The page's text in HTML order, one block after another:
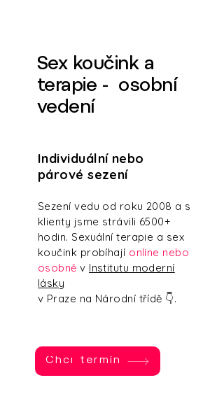
Sex koučink a
terapie - osobní
vedení
Individuální nebo
párové sezení
Sezení vedu od roku 2008 a s
klienty jsme strávili 6500+
hodin. Sexuální terapie a sex
koučink probíhají online nebo
osobněv Institutu moderní
lásky
v Praze na Národní třídě 👇.
Chci termín